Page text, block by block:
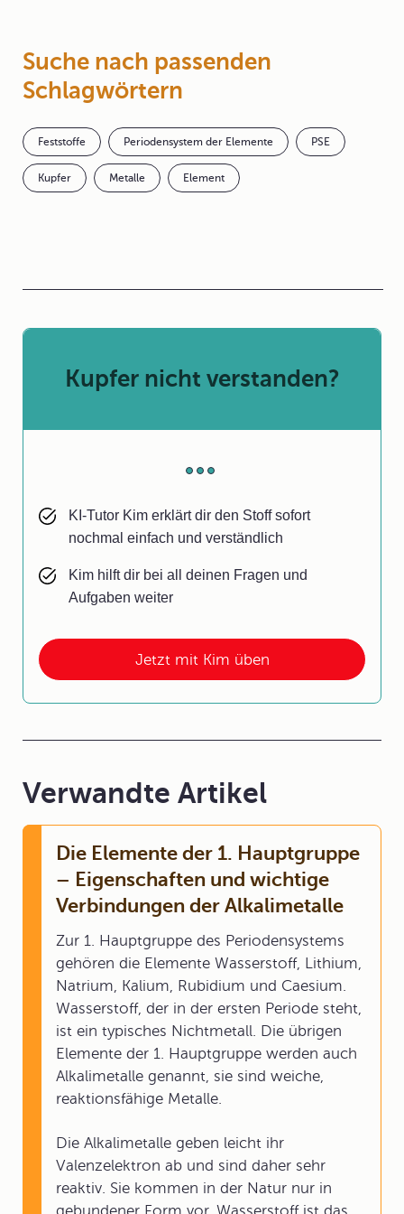
Suche nach passenden
Schlagwörtern
Feststoffe Periodensystem der Elemente PSE
Kupfer Metalle Element
Jetzt mit Kim üben
Kupfer nicht verstanden?
KI-Tutor Kim erklärt dir den Stoff sofort
nochmal einfach und verständlich
Kim hilft dir bei all deinen Fragen und
Aufgaben weiter
Verwandte Artikel
Die Elemente der 1. Hauptgruppe
– Eigenschaften und wichtige
Verbindungen der Alkalimetalle
Zur 1. Hauptgruppe des Periodensystems
gehören die Elemente Wasserstoff, Lithium,
Natrium, Kalium, Rubidium und Caesium.
Wasserstoff, der in der ersten Periode steht,
ist ein typisches Nichtmetall. Die übrigen
Elemente der 1. Hauptgruppe werden auch
Alkalimetalle genannt, sie sind weiche,
reaktionsfähige Metalle.
Die Alkalimetalle geben leicht ihr
Valenzelektron ab und sind daher sehr
reaktiv. Sie kommen in der Natur nur in